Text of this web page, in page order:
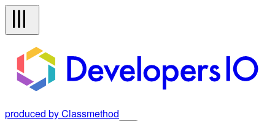
produced by Classmethod